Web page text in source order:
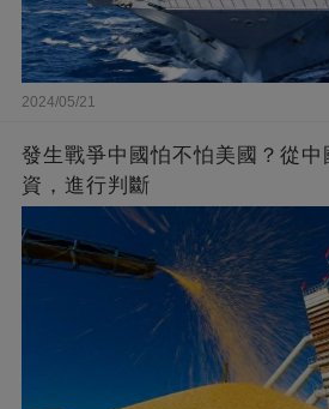
2024/05/21
發生戰爭中國怕不怕美國？從
資，進行判斷